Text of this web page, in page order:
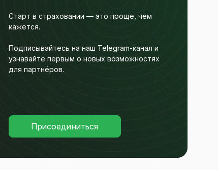
Старт в страховании — это проще, чем
кажется.
Подписывайтесь на наш Telegram-канал и
узнавайте первым о новых возможностях
для партнёров.
Присоединиться